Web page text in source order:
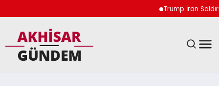
Trump İran